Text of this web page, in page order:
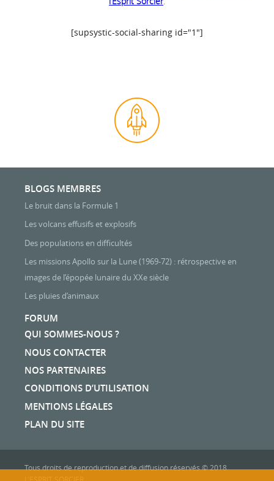
[supsystic-social-sharing id="1"]
BLOGS MEMBRES
Le bruit dans la Formule 1
Les volcans effusifs et explosifs
Des populations en difficultés
Les missions Apollo sur la Lune (1969-72) : rétrospective en
images de l’épopée lunaire du XXe siècle
Les pluies d’animaux
FORUM
QUI SOMMES-NOUS ?
NOUS CONTACTER
NOS PARTENAIRES
CONDITIONS D’UTILISATION
MENTIONS LÉGALES
PLAN DU SITE
Tous droits de reproduction et de diffusion réservés © 2018